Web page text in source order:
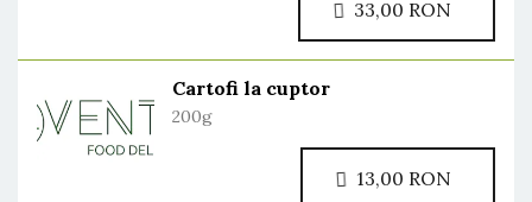
Cartofi la cuptor
200g